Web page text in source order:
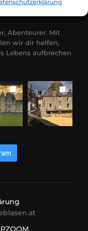
Abenteurer. Mit
wir dir helfen,
Lebens aufbrechen